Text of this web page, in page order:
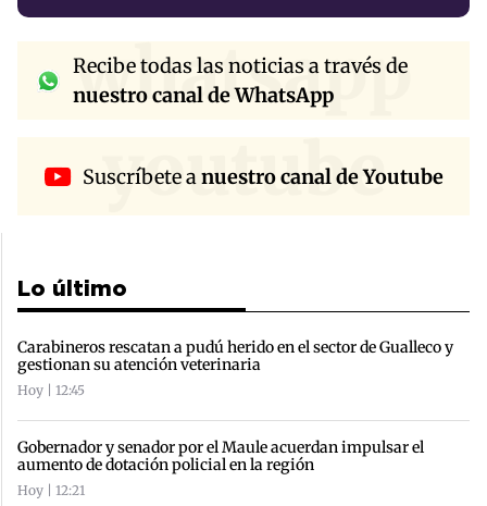
whatsapp
Recibe todas las noticias a través de
nuestro canal de WhatsApp
youtube
Suscríbete anuestro canal de Youtube
Lo último
Carabineros rescatan a pudú herido en el sector de Gualleco y
gestionan su atención veterinaria
Hoy | 12:45
Gobernador y senador por el Maule acuerdan impulsar el
aumento de dotación policial en la región
Hoy | 12:21